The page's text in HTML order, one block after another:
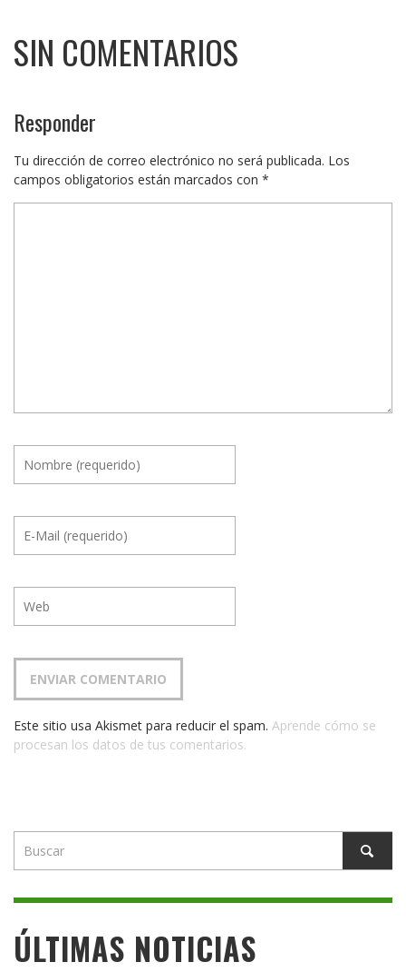
SIN COMENTARIOS
Responder
Tu dirección de correo electrónico no será publicada. Los
campos obligatorios están marcados con *
Este sitio usa Akismet para reducir el spam. Aprende cómo se
procesan los datos de tus comentarios.
ÚLTIMAS NOTICIAS